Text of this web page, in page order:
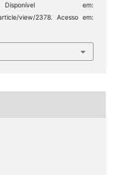
Disponível em:
view/2378. Acesso em: